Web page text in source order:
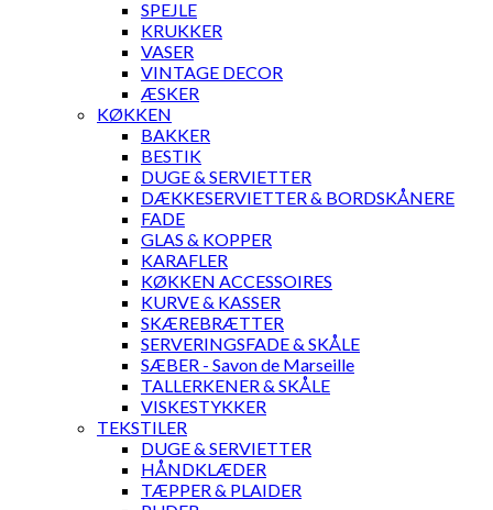
SPEJLE
KRUKKER
VASER
VINTAGE DECOR
ÆSKER
KØKKEN
BAKKER
BESTIK
DUGE & SERVIETTER
DÆKKESERVIETTER & BORDSKÅNERE
FADE
GLAS & KOPPER
KARAFLER
KØKKEN ACCESSOIRES
KURVE & KASSER
SKÆREBRÆTTER
SERVERINGSFADE & SKÅLE
SÆBER - Savon de Marseille
TALLERKENER & SKÅLE
VISKESTYKKER
TEKSTILER
DUGE & SERVIETTER
HÅNDKLÆDER
TÆPPER & PLAIDER